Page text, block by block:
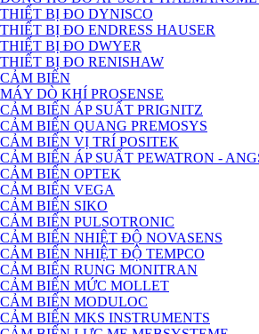
THIẾT BỊ ĐO DYNISCO
THIẾT BỊ ĐO ENDRESS HAUSER
THIẾT BỊ ĐO DWYER
THIẾT BỊ ĐO RENISHAW
CẢM BIẾN
MÁY DÒ KHÍ PROSENSE
CẢM BIẾN ÁP SUẤT PRIGNITZ
CẢM BIẾN QUANG PREMOSYS
CẢM BIẾN VỊ TRÍ POSITEK
CẢM BIẾN ÁP SUẤT PEWATRON -
CẢM BIẾN OPTEK
CẢM BIẾN VEGA
CẢM BIẾN SIKO
CẢM BIẾN PULSOTRONIC
CẢM BIẾN NHIỆT ĐỘ NOVASENS
CẢM BIẾN NHIỆT ĐỘ TEMPCO
CẢM BIẾN RUNG MONITRAN
CẢM BIẾN MỨC MOLLET
CẢM BIẾN MODULOC
CẢM BIẾN MKS INSTRUMENTS